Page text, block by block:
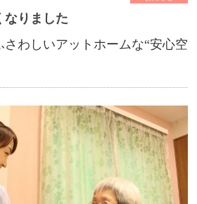
なりました
わしいアットホームな“安心空